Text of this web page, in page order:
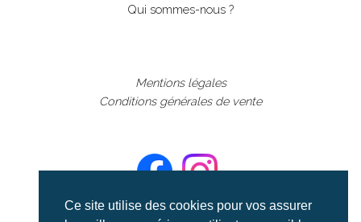
Ce site utilise des cookies pour vos assurer
Qui sommes-nous ?
Mentions légales
Conditions générales de vente